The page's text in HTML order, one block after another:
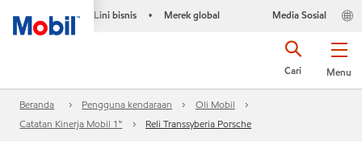
Lini bisnis • Merek global Media Sosial
Menu
Cari
Beranda Pengguna kendaraan
Oli Mobil
Catatan Kinerja Mobil 1™
Reli Transsyberia Porsche